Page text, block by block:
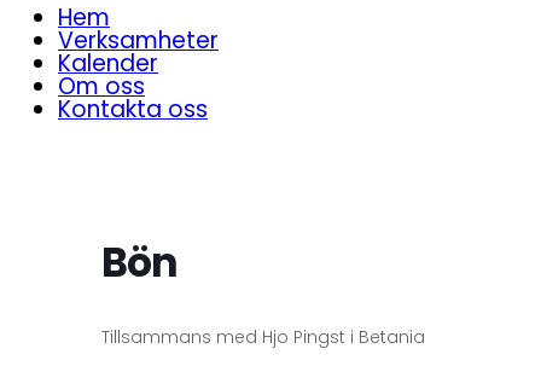
Hem
Verksamheter
Kalender
Om oss
Kontakta oss
Bön
Tillsammans med Hjo Pingst i Betania